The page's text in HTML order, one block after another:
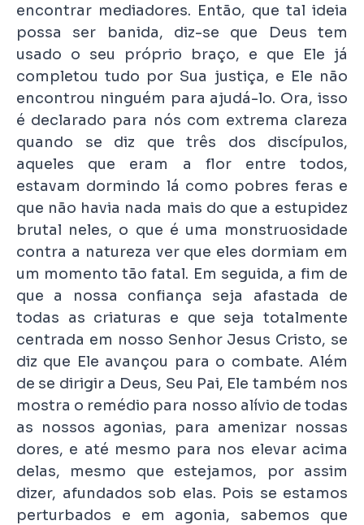
encontrar mediadores. Então, que tal ideia
possa ser banida, diz-se que Deus tem
usado o seu próprio braço, e que Ele já
completou tudo por Sua justiça, e Ele não
encontrou ninguém para ajudá-lo. Ora, isso
é declarado para nós com extrema clareza
quando se diz que três dos discípulos,
aqueles que eram a flor entre todos,
estavam dormindo lá como pobres feras e
que não havia nada mais do que a estupidez
brutal neles, o que é uma monstruosidade
contra a natureza ver que eles dormiam em
um momento tão fatal. Em seguida, a fim de
que a nossa confiança seja afastada de
todas as criaturas e que seja totalmente
centrada em nosso Senhor Jesus Cristo, se
diz que Ele avançou para o combate. Além
de se dirigir a Deus, Seu Pai, Ele também nos
mostra o remédio para nosso alívio de todas
as nossos agonias, para amenizar nossas
dores, e até mesmo para nos elevar acima
delas, mesmo que estejamos, por assim
dizer, afundados sob elas. Pois se estamos
perturbados e em agonia, sabemos que